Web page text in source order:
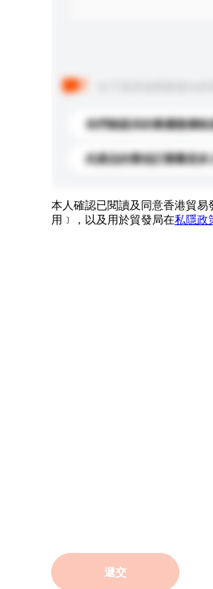
你們能提供的最優惠價格
此產品的最低訂購量是多
本人確認已閱讀及同意香港貿易
用﹞，以及用於貿發局在私隱政
遞交